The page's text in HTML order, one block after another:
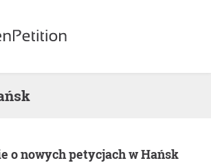
o nowych petycjach w Hańsk